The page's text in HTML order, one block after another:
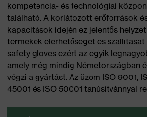
kompetencia- és technológiai
található. A korlátozott erőforrások
kapacitások idején ez jelentős
termékek elérhetőségét és szállítását
safety gloves ezért az egyik
amely még mindig Németországban
végzi a gyártást. Az üzem ISO 9001,
45001 és ISO 50001 tanúsítvánnyal